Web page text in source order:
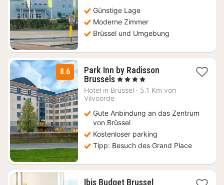
€
Günstige Lage
Moderne Zimmer
Brüssel und Umgebung
8.6
Park Inn by Radisson
Brussels1
Nacht
€
, 4 Sterne
Hotel in Brüssel · 5.1 Km von
Vilvoorde
Gute Anbindung an das Zentrum
von Brüssel
Kostenloser parking
Tipp: Besuch des Grand Place
Ibis Budget Brussel